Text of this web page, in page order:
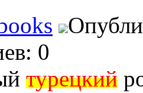
0
турецкий